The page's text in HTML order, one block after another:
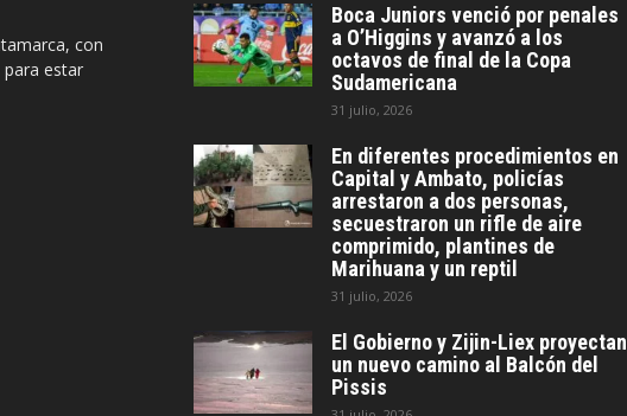
con
estar
Boca Juniors venció por penales
a O’Higgins y avanzó a los
octavos de final de la Copa
Sudamericana
31 julio, 2026
En diferentes procedimientos en
Capital y Ambato, policías
arrestaron a dos personas,
secuestraron un rifle de aire
comprimido, plantines de
Marihuana y un reptil
31 julio, 2026
El Gobierno y Zijin-Liex proyectan
un nuevo camino al Balcón del
Pissis